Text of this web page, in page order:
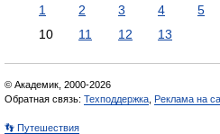
1 2 3 4 5
10
11 12 13
© Академик, 2000-2026
Обратная связь: Техподдержка Реклама на
👣 Путешествия